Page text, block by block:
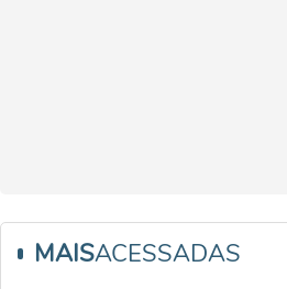
MAISACESSADAS